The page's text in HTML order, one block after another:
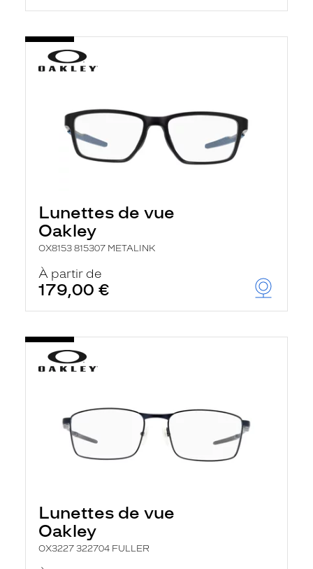
Lunettes de vue
Oakley
OX8153 815307 METALINK
À partir de
179,00 €
Lunettes de vue
Oakley
OX3227 322704 FULLER